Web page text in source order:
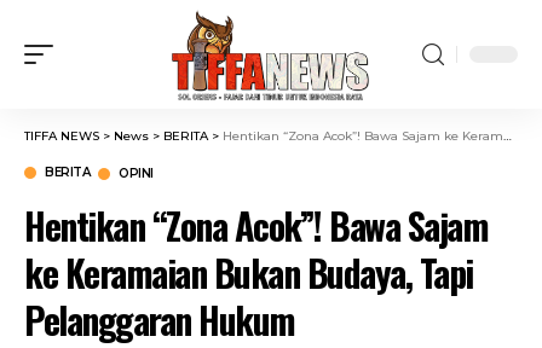
TIFFA NEWS > News > BERITA> Hentikan “Zona Acok”! Bawa Sajam ke Keramaian Bukan Budaya, Tapi Pelanggaran Hukum
BERITA OPINI
Hentikan “Zona Acok”! Bawa Sajam
ke Keramaian Bukan Budaya, Tapi
Pelanggaran Hukum